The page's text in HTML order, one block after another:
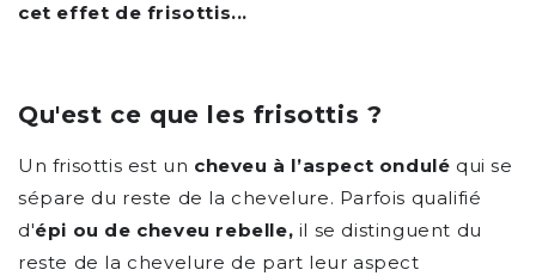
cet effet de frisottis...
Qu'est ce que les frisottis ?
Un frisottis est un cheveu à l’aspect ondulé qui se
sépare du reste de la chevelure. Parfois qualifié
d'épi ou de cheveu rebelle, il se distinguent du
reste de la chevelure de part leur aspect